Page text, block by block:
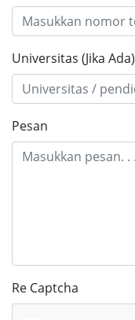
Universitas (Jika Ada)
Pesan
Re Captcha